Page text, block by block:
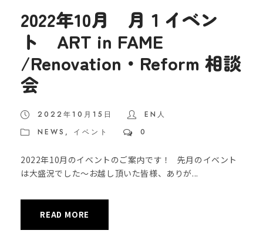
2022年10月 月１イベン
ト ART in FAME
/Renovation・Reform 相談
会
2022年10月15日
EN人
NEWS , イベント 0
2022年10月のイベントのご案内です！ 先月のイベント
は大盛況でした〜お越し頂いた皆様、ありが...
READ MORE